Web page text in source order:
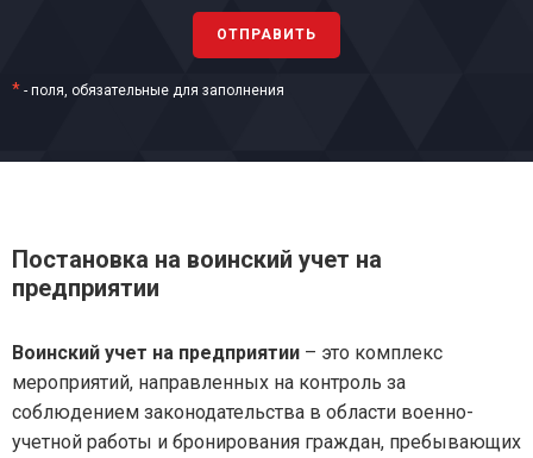
* - поля, обязательные для заполнения
Постановка на воинский учет на
предприятии
Воинский учет на предприятии – это комплекс
мероприятий, направленных на контроль за
соблюдением законодательства в области военно-
учетной работы и бронирования граждан, пребывающих